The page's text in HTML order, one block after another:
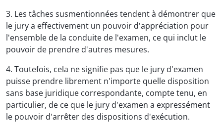
3. Les tâches susmentionnées tendent à démontrer que
le jury a effectivement un pouvoir d'appréciation pour
l'ensemble de la conduite de l'examen, ce qui inclut le
pouvoir de prendre d'autres mesures.
4. Toutefois, cela ne signifie pas que le jury d'examen
puisse prendre librement n'importe quelle disposition
sans base juridique correspondante, compte tenu, en
particulier, de ce que le jury d'examen a expressément
le pouvoir d'arrêter des dispositions d'exécution.